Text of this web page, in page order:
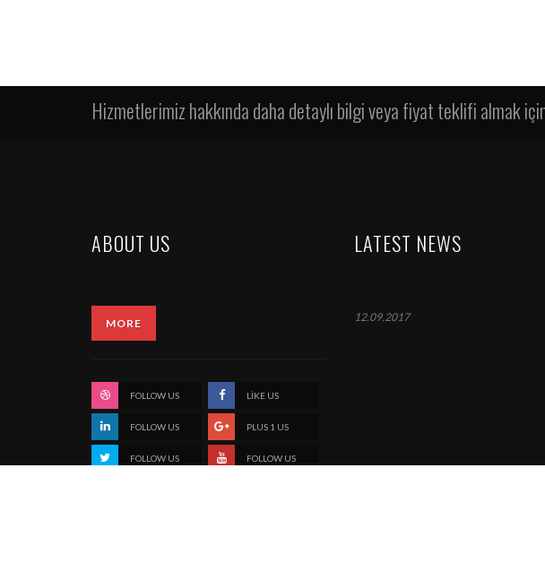
Hizmetlerimiz hakkında daha detaylı bilgi veya fiyat teklifi almak
ABOUT US
FOLLOW US LIKE US
FOLLOW US PLUS 1 US
FOLLOW US FOLLOW US
LATEST NEWS
12.09.2017